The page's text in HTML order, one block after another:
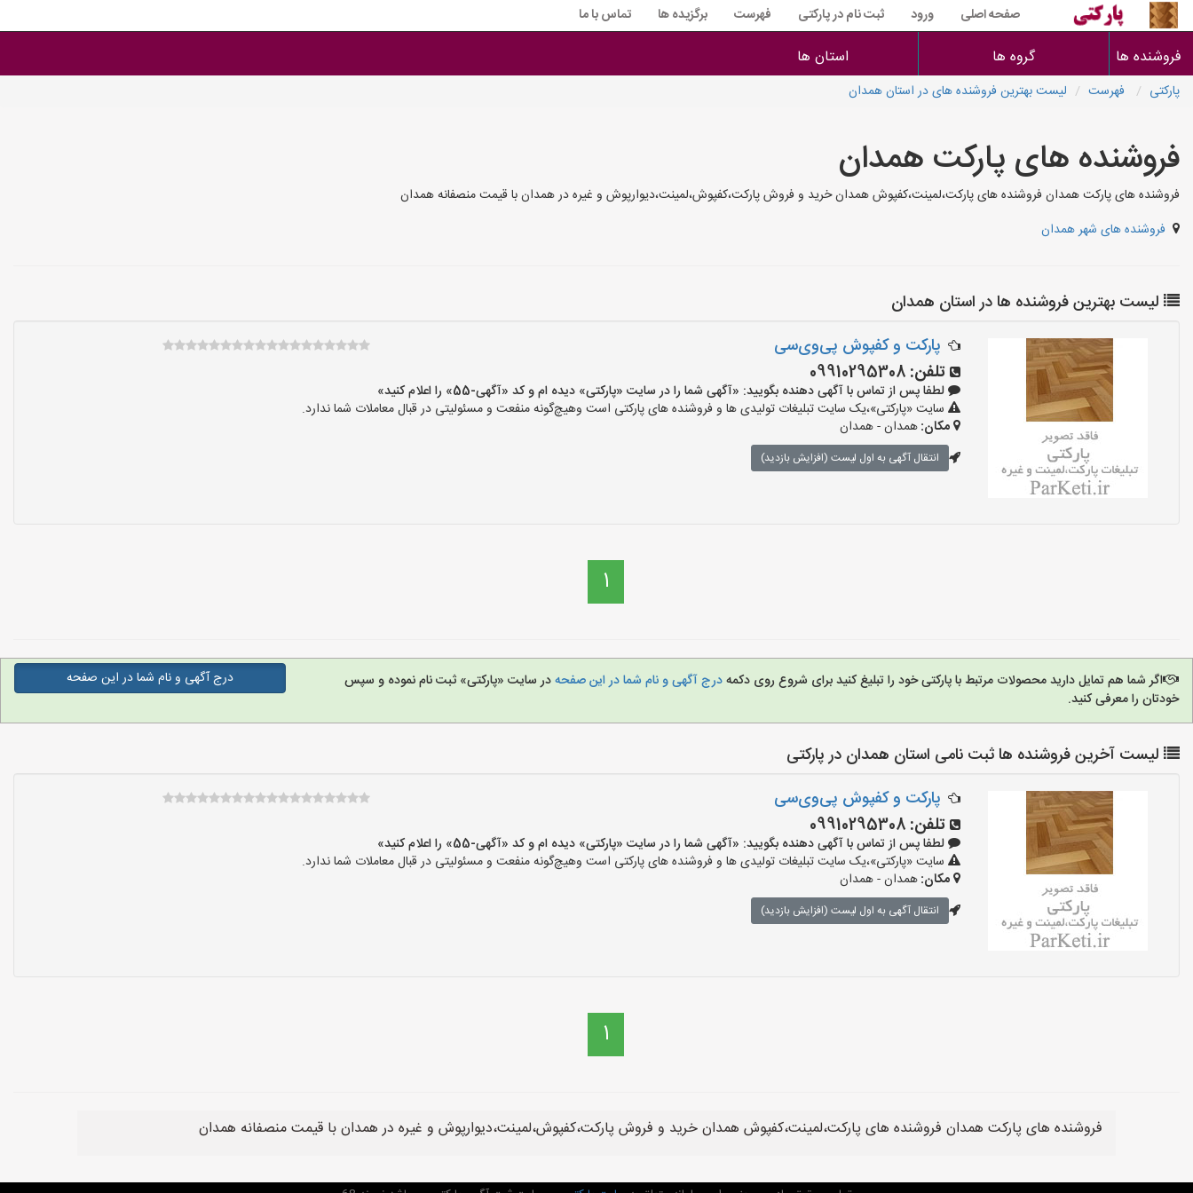
صفحه اصلی ورود ثبت نام در پارکتی فهرست برگزیده ها تماس با ما
فروشنده ها گروه ها استان ها
پارکتی فهرست لیست بهترین فروشنده های در استان همدان
فروشنده های پارکت همدان
فروشنده های پارکت همدان فروشنده های پارکت،لمینت،کفپوش همدان خرید و فروش پارکت،کفپوش،لمینت،دیوارپوش و غیره در همدان با قیمت منصفانه همدان
فروشنده های شهر همدان
لیست بهترین فروشنده ها در استان همدان
پارکت و کفپوش پی‌وی‌سی
تلفن: 09910295308
لطفا پس از تماس با آگهی دهنده بگویید: «آگهی شما را در سایت «پارکتی» دیده ام و کد «آگهی-55» را اعلام کنید»
سایت «پارکتی»،یک سایت تبلیغات تولیدی ها و فروشنده های پارکتی است وهیچ‌گونه منفعت و مسئولیتی در قبال معاملات شما ندارد.
مکان:همدان - همدان
انتقال آگهی به اول لیست (افزایش بازدید)
1
اگر شما هم تمایل دارید محصولات مرتبط با پارکتی خود را تبلیغ کنید برای شروع روی دکمهدرج آگهی و نام شما در این صفحهدر سایت «پارکتی» ثبت نام نموده و سپس
خودتان را معرفی کنید.
درج آگهی و نام شما در این صفحه
لیست آخرین فروشنده ها ثبت نامی استان همدان در پارکتی
پارکت و کفپوش پی‌وی‌سی
تلفن: 09910295308
لطفا پس از تماس با آگهی دهنده بگویید: «آگهی شما را در سایت «پارکتی» دیده ام و کد «آگهی-55» را اعلام کنید»
سایت «پارکتی»،یک سایت تبلیغات تولیدی ها و فروشنده های پارکتی است وهیچ‌گونه منفعت و مسئولیتی در قبال معاملات شما ندارد.
مکان:همدان - همدان
انتقال آگهی به اول لیست (افزایش بازدید)
1
فروشنده های پارکت همدان فروشنده های پارکت،لمینت،کفپوش همدان خرید و فروش پارکت،کفپوش،لمینت،دیوارپوش و غیره در همدان با قیمت منصفانه همدان